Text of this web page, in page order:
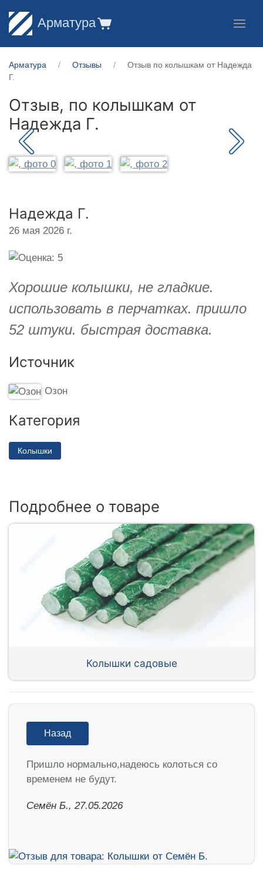
Арматура
Арматура Отзывы
Отзыв по колышкам от Надежда
Г.
Отзыв, по колышкам от
Надежда Г.
Надежда Г.
26 мая 2026 г.
Хорошие колышки, не гладкие.
использовать в перчатках. пришло
52 штуки. быстрая доставка.
Источник
Озон
Категория
Колышки
Подробнее о товаре
Колышки садовые
Назад
Пришло нормально,надеюсь колоться со
временем не будут.
Семён Б., 27.05.2026